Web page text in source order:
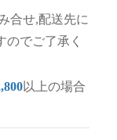
合せ,配送先に
のでご了承く
以上の場合